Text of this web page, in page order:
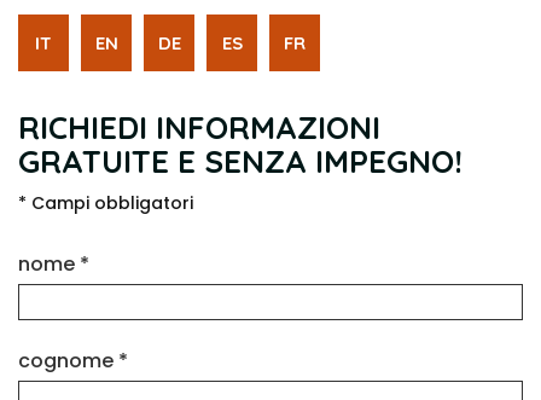
IT EN DE ES FR
RICHIEDI INFORMAZIONI
GRATUITE E SENZA IMPEGNO!
* Campi obbligatori
nome *
cognome *